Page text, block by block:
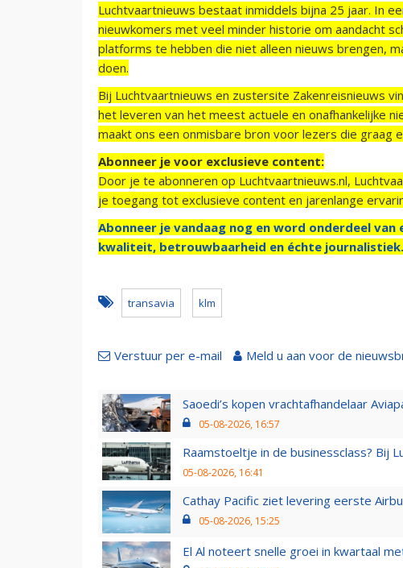
Luchtvaartnieuws bestaat inmiddels bijna 25 jaar. In
nieuwkomers met veel minder historie om aandacht
platforms te hebben die niet alleen nieuws brengen,
doen.
Bij Luchtvaartnieuws en zustersite Zakenreisnieuws
het leveren van het meest actuele en onafhankelijke
maakt ons een onmisbare bron voor lezers die graag
Abonneer je voor exclusieve content:
Door je te abonneren op Luchtvaartnieuws.nl,
je toegang tot exclusieve content en jarenlange
Abonneer je vandaag nog en word onderdeel van
kwaliteit, betrouwbaarheid en échte journalistiek.
transavia klm
Verstuur per e-mail Meld u aan voor de
Saoedi’s kopen vrachtafhandelaar
05-08-2026, 16:57
Raamstoeltje in de businessclass? Bij
05-08-2026, 16:41
Cathay Pacific ziet levering eerste
05-08-2026, 15:25
El Al noteert snelle groei in kwartaal